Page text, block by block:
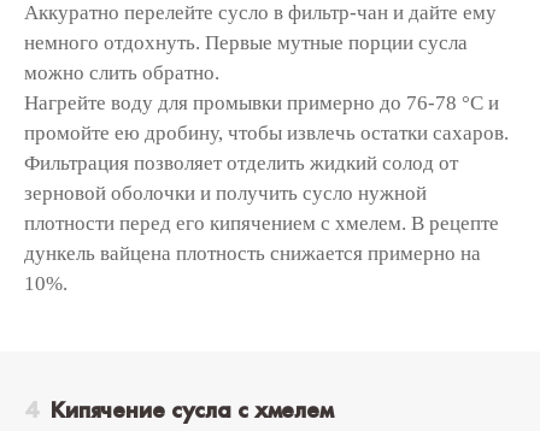
Аккуратно перелейте сусло в фильтр-чан и дайте ему
немного отдохнуть. Первые мутные порции сусла
можно слить обратно.
Нагрейте воду для промывки примерно до 76-78 °C и
промойте ею дробину, чтобы извлечь остатки сахаров.
Фильтрация позволяет отделить жидкий солод от
зерновой оболочки и получить сусло нужной
плотности перед его кипячением с хмелем. В рецепте
дункель вайцена плотность снижается примерно на
10%.
Кипячение сусла с хмелем